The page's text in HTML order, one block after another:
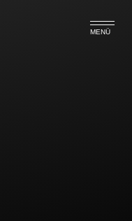
MENÜ